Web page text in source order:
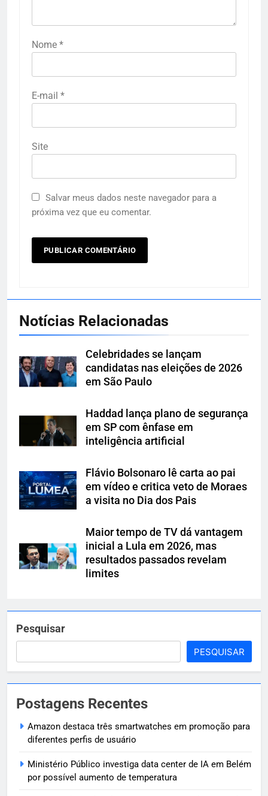
Nome *
E-mail *
Site
Salvar meus dados neste navegador para a
próxima vez que eu comentar.
Notícias Relacionadas
Celebridades se lançam
candidatas nas eleições de 2026
em São Paulo
Haddad lança plano de segurança
em SP com ênfase em
inteligência artificial
Flávio Bolsonaro lê carta ao pai
em vídeo e critica veto de Moraes
a visita no Dia dos Pais
Maior tempo de TV dá vantagem
inicial a Lula em 2026, mas
resultados passados revelam
limites
Pesquisar
PESQUISAR
Postagens Recentes
Amazon destaca três smartwatches em promoção para
diferentes perfis de usuário
Ministério Público investiga data center de IA em Belém
por possível aumento de temperatura